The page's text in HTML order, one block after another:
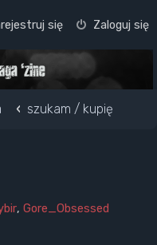
Zaloguj się
się
szukam / kupię
, Gore_Obsessed